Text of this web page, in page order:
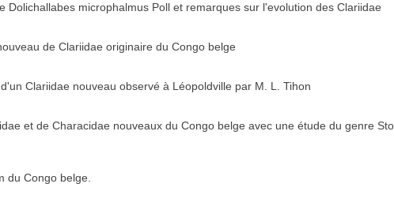
Dolichallabes microphalmus Poll et remarques sur l'evolution des Clariidae
de Clariidae originaire du Congo belge
Clariidae nouveau observé à Léopoldville par M. L. Tihon
et de Characidae nouveaux du Congo belge avec une étude du genre
du Congo belge.